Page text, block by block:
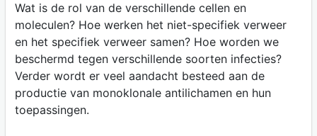
Wat is de rol van de verschillende cellen en
moleculen? Hoe werken het niet-specifiek verweer
en het specifiek verweer samen? Hoe worden we
beschermd tegen verschillende soorten infecties?
Verder wordt er veel aandacht besteed aan de
productie van monoklonale antilichamen en hun
toepassingen.